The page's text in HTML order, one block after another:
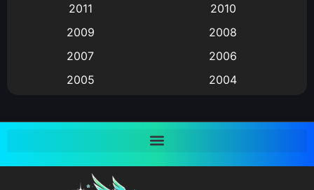
Big tits (นมใหญ่)
Bitch (ผู้หญิงร่าน)
Bondage (ทาส)(1)
2011
2010
2009
2008
2007
2006
2005
2004
2001
2000
1997